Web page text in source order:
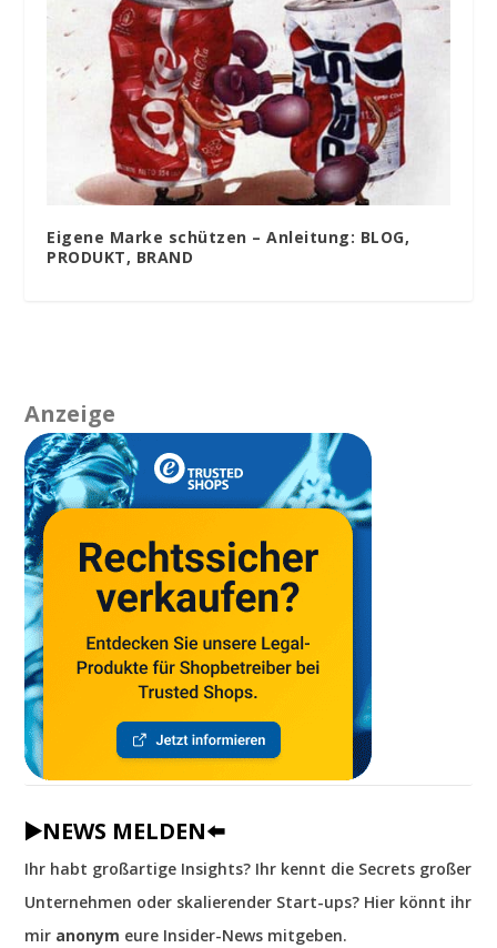
Eigene Marke schützen – Anleitung: BLOG,
PRODUKT, BRAND
Anzeige
▶️NEWS MELDEN⬅️
Ihr habt großartige Insights? Ihr kennt die Secrets großer
Unternehmen oder skalierender Start-ups? Hier könnt ihr
mir anonym eure Insider-News mitgeben.